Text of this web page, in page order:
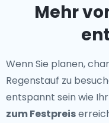
Mehr
Wenn Sie planen,
Regenstauf zu
entspannt sein wie
zum Festpreis